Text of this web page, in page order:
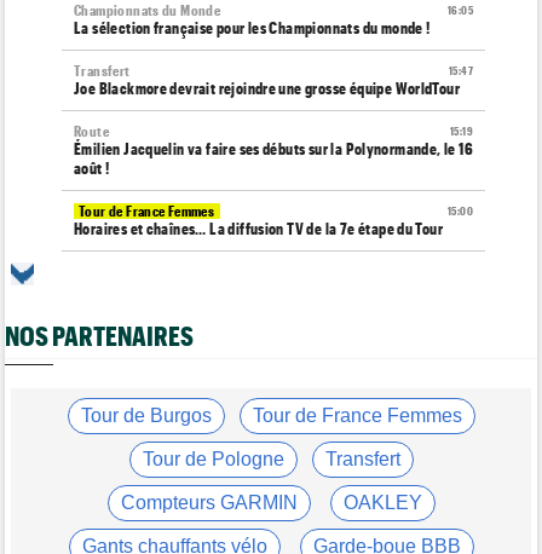
16:05
Championnats du Monde
La sélection française pour les Championnats du monde !
15:47
Transfert
Joe Blackmore devrait rejoindre une grosse équipe WorldTour
15:19
Route
Émilien Jacquelin va faire ses débuts sur la Polynormande, le 16
août !
15:00
Tour de France Femmes
Horaires et chaînes… La diffusion TV de la 7e étape du Tour
Transfert
Jakobsen réagit à son transfert : "J'ai encore de la ressource"
Puck Pieterse : "Je vise le maillot à pois..."
Tour de France Femmes
Marlen Reusser, maillot jaune : "Le Mont Ventoux, on verra"
Agenda
Le Tour Femmes, Pologne, Burgos… le programme de la fin de
semaine
NOS PARTENAIRES
Tour de Burgos Tour de France Femmes
Tour de Pologne Transfert
Compteurs GARMIN OAKLEY
Gants chauffants vélo Garde-boue BBB